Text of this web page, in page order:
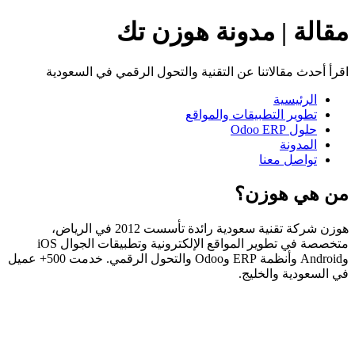
مقالة | مدونة هوزن تك
اقرأ أحدث مقالاتنا عن التقنية والتحول الرقمي في السعودية
الرئيسية
تطوير التطبيقات والمواقع
حلول Odoo ERP
المدونة
تواصل معنا
من هي هوزن؟
هوزن شركة تقنية سعودية رائدة تأسست 2012 في الرياض،
متخصصة في تطوير المواقع الإلكترونية وتطبيقات الجوال iOS
وAndroid وأنظمة ERP وOdoo والتحول الرقمي. خدمت 500+ عميل
في السعودية والخليج.